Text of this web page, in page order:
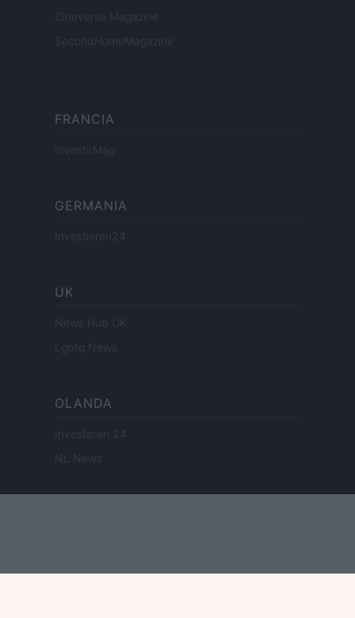
Cineverse Magazine
SecondHomeMagazine
FRANCIA
InvestirMag
GERMANIA
Investieren24
UK
News Hub UK
Lgbtq News
OLANDA
Investeren 24
NL Newz